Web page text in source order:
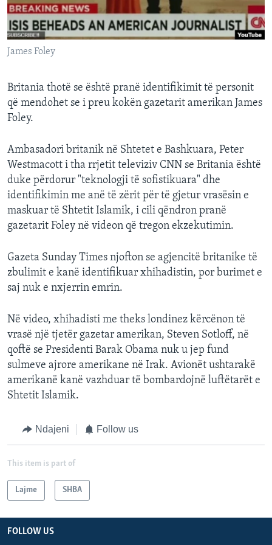
INTERVISTA
DITARI
James Foley
Britania thotë se është pranë identifikimit të personit
që mendohet se i preu kokën gazetarit amerikan James
Foley.
Ambasadori britanik në Shtetet e Bashkuara, Peter
Westmacott i tha rrjetit televiziv CNN se Britania është
duke përdorur "teknologji të sofistikuara" dhe
identifikimin me anë të zërit për të gjetur vrasësin e
maskuar të Shtetit Islamik, i cili qëndron pranë
gazetarit Foley në videon që tregon ekzekutimin.
Gazeta Sunday Times njofton se agjencitë britanike të
zbulimit e kanë identifikuar xhihadistin, por burimet e
saj nuk e nxjerrin emrin.
Në video, xhihadisti me theks londinez kërcënon të
vrasë një tjetër gazetar amerikan, Steven Sotloff, në
qoftë se Presidenti Barak Obama nuk u jep fund
sulmeve ajrore amerikane në Irak. Avionët ushtarakë
amerikanë kanë vazhduar të bombardojnë luftëtarët e
Shtetit Islamik.
Ndajeni Follow us
This item is part of
Lajme SHBA
FOLLOW US